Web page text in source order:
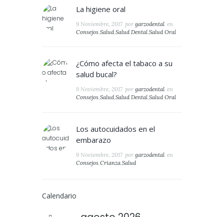
La higiene oral
9 Noviembre, 2017 por garzodental en
Consejos, Salud, Salud Dental, Salud Oral
¿Cómo afecta el tabaco a su
salud bucal?
9 Noviembre, 2017 por garzodental en
Consejos,Salud,Salud Dental,Salud Oral
Los autocuidados en el
embarazo
9 Noviembre, 2017 por garzodental en
Consejos,Crianza,Salud
Calendario